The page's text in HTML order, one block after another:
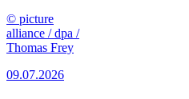
© picture
alliance / dpa /
Thomas Frey
09.07.2026